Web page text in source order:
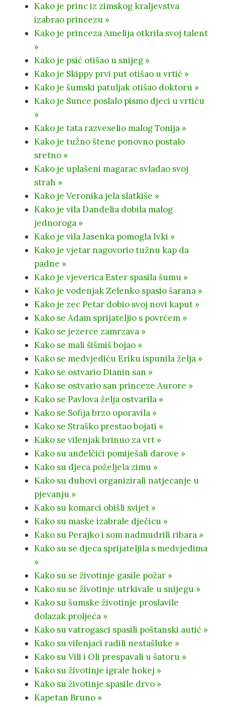
Kako je princ iz zimskog kraljevstva
izabrao princezu »
Kako je princeza Amelija otkrila svoj talent
»
Kako je psić otišao u snijeg »
Kako je Skippy prvi put otišao u vrtić »
Kako je šumski patuljak otišao doktoru »
Kako je Sunce poslalo pismo djeci u vrtiću
»
Kako je tata razveselio malog Tonija »
Kako je tužno štene ponovno postalo
sretno »
Kako je uplašeni magarac svladao svoj
strah »
Kako je Veronika jela slatkiše »
Kako je vila Dandelia dobila malog
jednoroga »
Kako je vila Jasenka pomogla Ivki »
Kako je vjetar nagovorio tužnu kap da
padne »
Kako je vjeverica Ester spasila šumu »
Kako je vodenjak Zelenko spasio šarana »
Kako je zec Petar dobio svoj novi kaput »
Kako se Adam sprijateljio s povrćem »
Kako se jezerce zamrzava »
Kako se mali šišmiš bojao »
Kako se medvjediću Eriku ispunila želja »
Kako se ostvario Dianin san »
Kako se ostvario san princeze Aurore »
Kako se Pavlova želja ostvarila »
Kako se Sofija brzo oporavila »
Kako se Straško prestao bojati »
Kako se vilenjak brinuo za vrt »
Kako su anđelčići pomiješali darove »
Kako su djeca poželjela zimu »
Kako su duhovi organizirali natjecanje u
pjevanju »
Kako su komarci obišli svijet »
Kako su maske izabrale dječicu »
Kako su Perajko i som nadmudrili ribara »
Kako su se djeca sprijateljila s medvjedima
»
Kako su se životinje gasile požar »
Kako su se životinje utrkivale u snijegu »
Kako su šumske životinje proslavile
dolazak proljeća »
Kako su vatrogasci spasili poštanski autić »
Kako su vilenjaci radili nestašluke »
Kako su Vili i Oli prespavali u šatoru »
Kako su životinje igrale hokej »
Kako su životinje spasile drvo »
Kapetan Bruno »